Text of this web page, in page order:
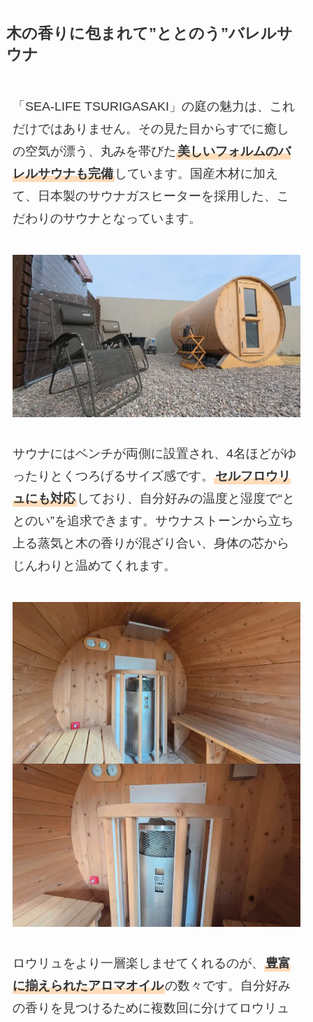
木の香りに包まれて”ととのう”バレルサ
ウナ
「SEA-LIFE TSURIGASAKI」の庭の魅力は、これ
だけではありません。その見た目からすでに癒し
の空気が漂う、丸みを帯びた美しいフォルムのバ
レルサウナも完備しています。国産木材に加え
て、日本製のサウナガスヒーターを採用した、こ
だわりのサウナとなっています。
サウナにはベンチが両側に設置され、4名ほどがゆ
ったりとくつろげるサイズ感です。 セルフロウリ
ュにも対応しており、自分好みの温度と湿度で“と
とのい”を追求できます。サウナストーンから立ち
上る蒸気と木の香りが混ざり合い、身体の芯から
じんわりと温めてくれます。
ロウリュをより一層楽しませてくれるのが、 豊富
に揃えられたアロマオイルの数々です。自分好み
の香りを見つけるために複数回に分けてロウリュ